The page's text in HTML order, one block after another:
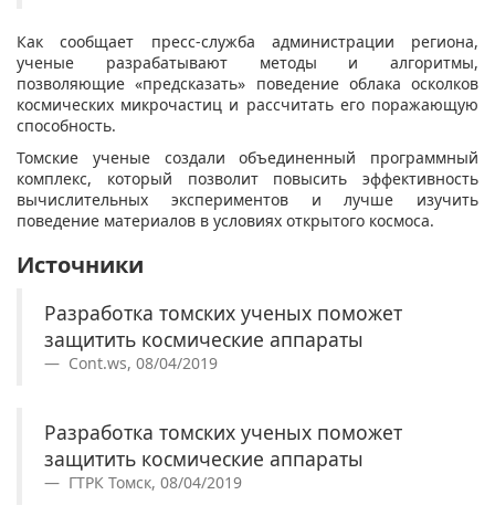
Как сообщает пресс-служба администрации региона,
ученые разрабатывают методы и алгоритмы,
позволяющие «предсказать» поведение облака осколков
космических микрочастиц и рассчитать его поражающую
способность.
Томские ученые создали объединенный программный
комплекс, который позволит повысить эффективность
вычислительных экспериментов и лучше изучить
поведение материалов в условиях открытого космоса.
Источники
Разработка томских ученых поможет
защитить космические аппараты
Cont.ws, 08/04/2019
Разработка томских ученых поможет
защитить космические аппараты
ГТРК Томск, 08/04/2019